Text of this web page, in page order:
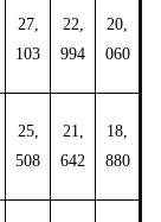
27,
103
22,
994
20,
060
25,
508
21,
642
18,
880